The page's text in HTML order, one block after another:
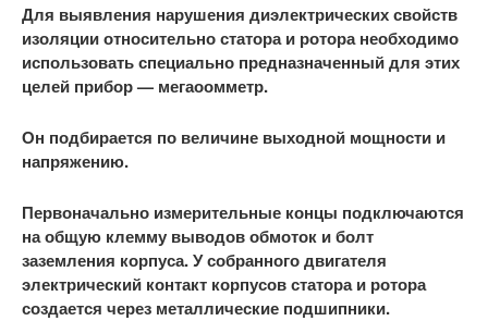
Для выявления нарушения диэлектрических свойств
изоляции относительно статора и ротора необходимо
использовать специально предназначенный для этих
целей прибор — мегаоомметр.
Он подбирается по величине выходной мощности и
напряжению.
Первоначально измерительные концы подключаются
на общую клемму выводов обмоток и болт
заземления корпуса. У собранного двигателя
электрический контакт корпусов статора и ротора
создается через металлические подшипники.